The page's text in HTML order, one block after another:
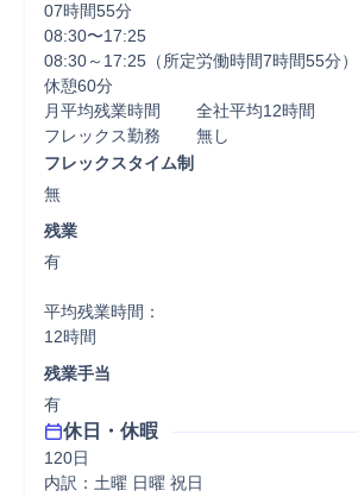
07時間55分
08:30〜17:25
08:30～17:25（所定労働時間7時間55分）
休憩60分
月平均残業時間	全社平均12時間
フレックスタイム制
無
残業
有
平均残業時間：
12時間
残業手当
有
休日・休暇
120日
内訳：土曜 日曜 祝日